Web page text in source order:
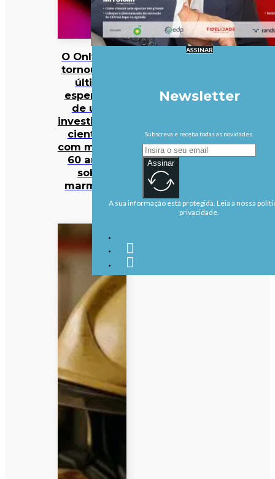
O OnlyFans
tornou-se a
última
esperança
de uma
investigação
científica
com mais de
60 anos…
sobre
marmotas
ASSINAR
Newsletter
Subscreva e receba todas as novidades.
Assinar
A sua informação está protegida. Leia a nossa
privacidade.